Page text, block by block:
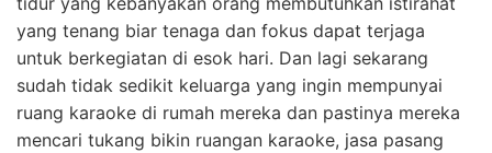
yang tenang biar tenaga dan fokus dapat terjaga
untuk berkegiatan di esok hari. Dan lagi sekarang
sudah tidak sedikit keluarga yang ingin mempunyai
ruang karaoke di rumah mereka dan pastinya mereka
mencari tukang bikin ruangan karaoke, jasa pasang